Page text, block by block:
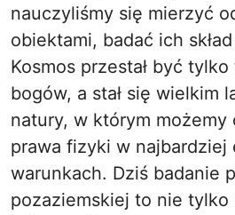
nauczyliśmy się mierzyć
obiektami, badać ich
Kosmos przestał być
bogów, a stał się wielkim
natury, w którym możemy
prawa fizyki w najbardziej
warunkach. Dziś badanie
pozaziemskiej to nie tylko